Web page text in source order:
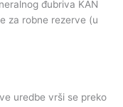
đubriva KAN
za robne rezerve (u
uredbe vrši se preko